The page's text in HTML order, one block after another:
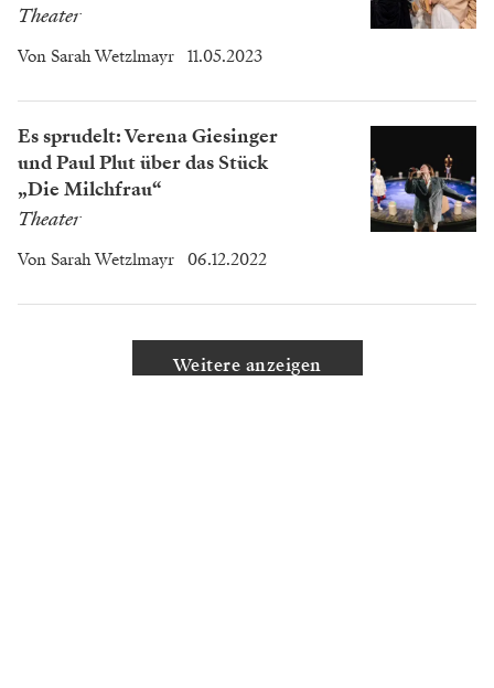
Theater
Von Sarah Wetzlmayr 11.05.2023
Es sprudelt: Verena Giesinger
und Paul Plut über das Stück
„Die Milchfrau“
Theater
Von Sarah Wetzlmayr 06.12.2022
Weitere anzeigen